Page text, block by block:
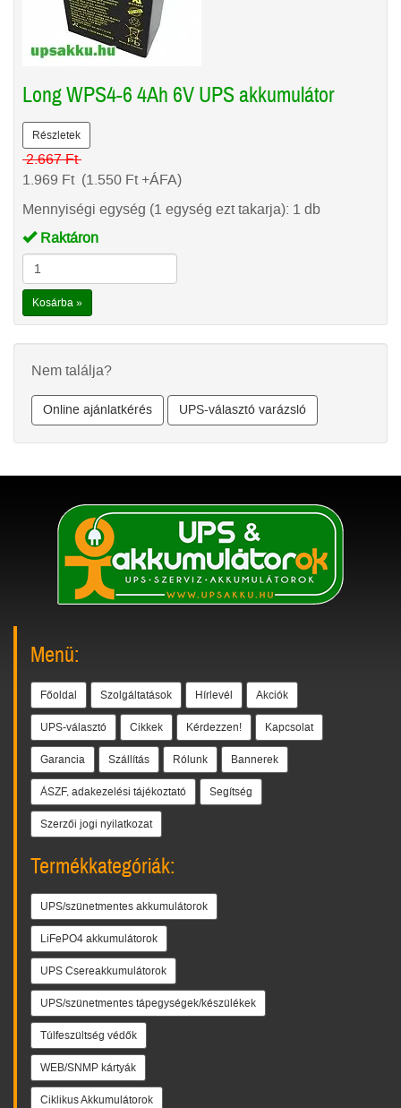
Long WPS4-6 4Ah 6V UPS akkumulátor
Részletek
2.667Ft
1.969 Ft(1.550 Ft+ÁFA)
Mennyiségi egység (1 egység ezt takarja): 1 db
Raktáron
Kosárba »
Nem találja?
Online ajánlatkérés UPS-választó varázsló
Menü:
Főoldal Szolgáltatások Hírlevél Akciók
UPS-választó Cikkek Kérdezzen! Kapcsolat
Garancia Szállítás Rólunk Bannerek
ÁSZF, adakezelési tájékoztató Segítség
Szerzői jogi nyilatkozat
Termékkategóriák:
UPS/szünetmentes akkumulátorok
LiFePO4 akkumulátorok
UPS Csereakkumulátorok
UPS/szünetmentes tápegységek/készülékek
Túlfeszültség védők
WEB/SNMP kártyák
Ciklikus Akkumulátorok